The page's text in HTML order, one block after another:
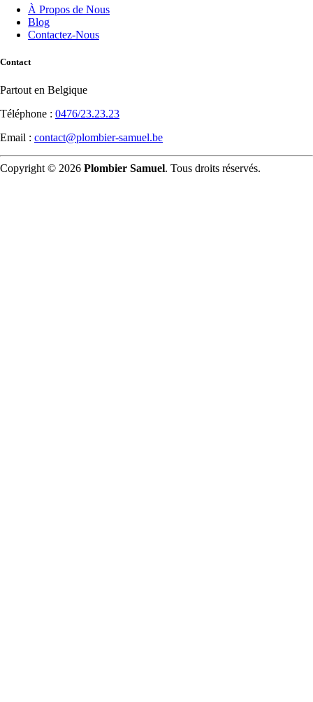
À Propos de Nous
Blog
Contactez-Nous
Contact
Partout en Belgique
Téléphone : 0476/23.23.23
Email : contact@plombier-samuel.be
Copyright © 2026 Plombier Samuel. Tous droits réservés.